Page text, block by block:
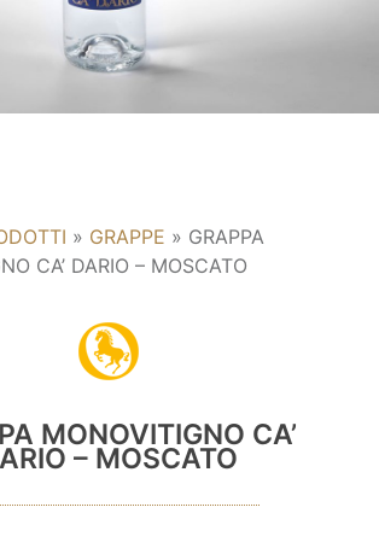
» GRAPPE » GRAPPA
CA’ DARIO – MOSCATO
MONOVITIGNO CA’
– MOSCATO